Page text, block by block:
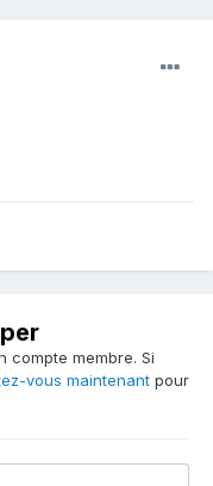
compte membre. Si
vous maintenant pour